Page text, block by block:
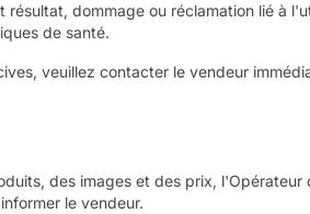
dommage ou réclamation lié à
de santé.
veuillez contacter le vendeur
des images et des prix,
le vendeur.